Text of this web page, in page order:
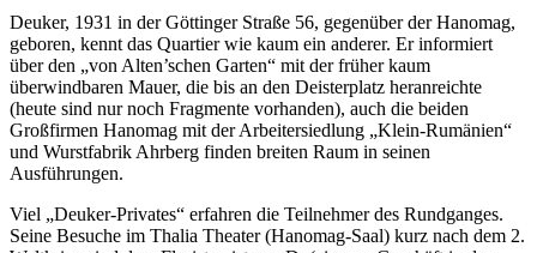
Deuker, 1931 in der Göttinger Straße 56, gegenüber der Hanomag,
geboren, kennt das Quartier wie kaum ein anderer. Er informiert
über den „von Alten’schen Garten“ mit der früher kaum
überwindbaren Mauer, die bis an den Deisterplatz heranreichte
(heute sind nur noch Fragmente vorhanden), auch die beiden
Großfirmen Hanomag mit der Arbeitersiedlung „Klein-Rumänien“
und Wurstfabrik Ahrberg finden breiten Raum in seinen
Ausführungen.
Viel „Deuker-Privates“ erfahren die Teilnehmer des Rundganges.
Seine Besuche im Thalia Theater (Hanomag-Saal) kurz nach dem 2.